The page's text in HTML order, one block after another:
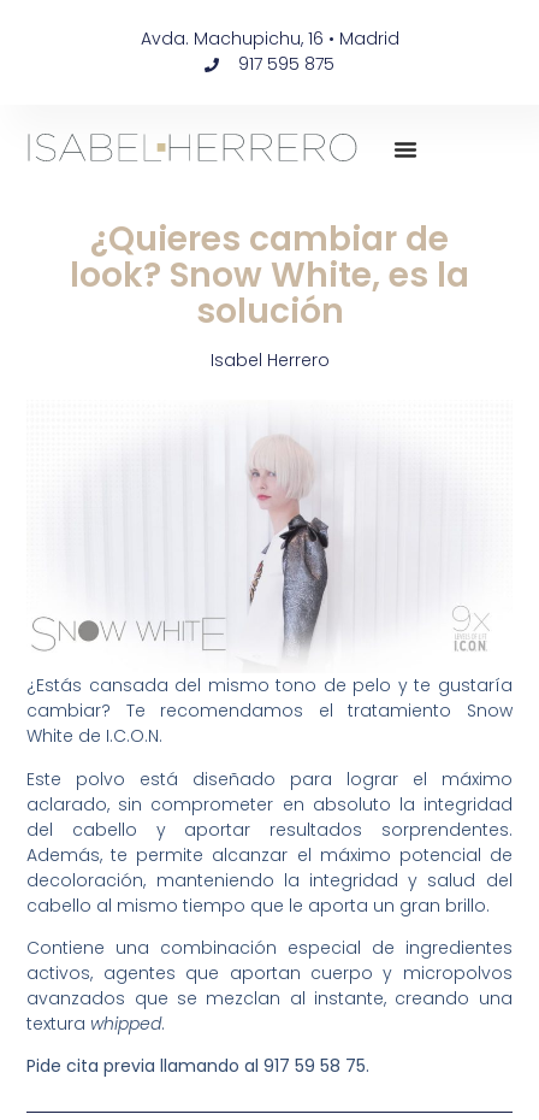
Avda. Machupichu, 16 • Madrid
917 595 875
¿Quieres cambiar de
look? Snow White, es la
solución
Isabel Herrero
¿Estás cansada del mismo tono de pelo y te gustaría
cambiar? Te recomendamos el tratamiento Snow
White de I.C.O.N.
Este polvo está diseñado para lograr el máximo
aclarado, sin comprometer en absoluto la integridad
del cabello y aportar resultados sorprendentes.
Además, te permite alcanzar el máximo potencial de
decoloración, manteniendo la integridad y salud del
cabello al mismo tiempo que le aporta un gran brillo.
Contiene una combinación especial de ingredientes
activos, agentes que aportan cuerpo y micropolvos
avanzados que se mezclan al instante, creando una
textura whipped.
Pide cita previa llamando al 917 59 58 75.